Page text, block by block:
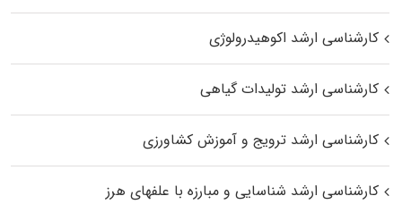
کارشناسی ارشد اکوهیدرولوژی
کارشناسی ارشد تولیدات گیاهی
کارشناسی ارشد ترویج و آموزش کشاورزی
کارشناسی ارشد شناسایی و مبارزه با علفهای هرز